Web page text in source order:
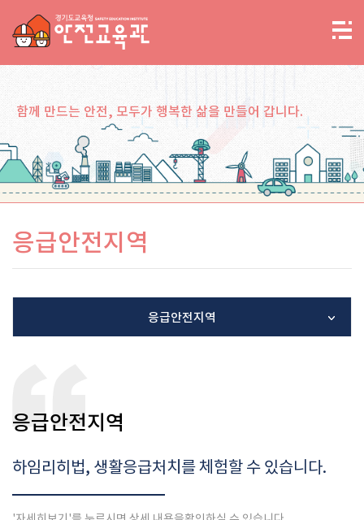
함께 만드는 안전, 모두가 행복한 삶을 만들어 갑니다.
응급안전지역
응급안전지역
응급안전지역
하임리히법, 생활응급처치를 체험할 수 있습니다.